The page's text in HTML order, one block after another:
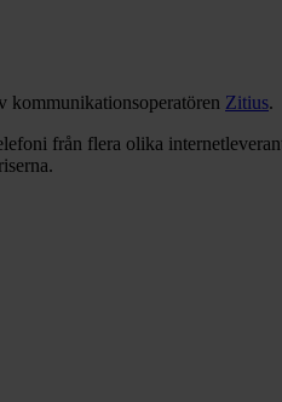
kommunikationsoperatören Zitius.
från flera olika